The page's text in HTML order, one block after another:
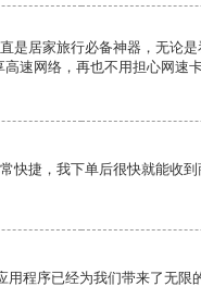
是居家旅行必备神器，无论
速网络，再也不用担心网速卡
快捷，我下单后很快就能收到
用程序已经为我们带来了无限